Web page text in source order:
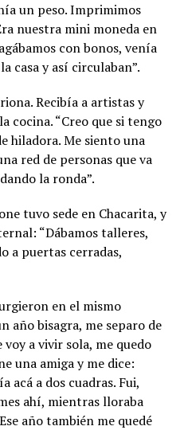
un peso. Imprimimos
nuestra mini moneda en
con bonos, venía
casa y así circulaban”.
Recibía a artistas y
cocina. “Creo que si tengo
hiladora. Me siento una
red de personas que va
la ronda”.
tuvo sede en Chacarita, y
“Dábamos talleres,
a puertas cerradas,
en el mismo
año bisagra, me separo de
a vivir sola, me quedo
una amiga y me dice:
acá a dos cuadras. Fui,
ahí, mientras lloraba
año también me quedé